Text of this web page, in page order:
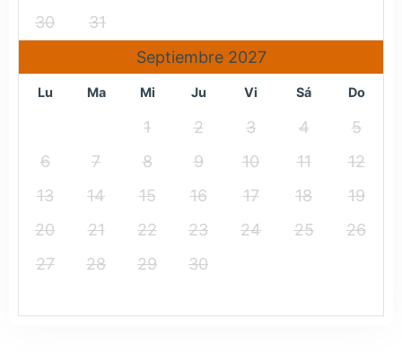
30
31
Septiembre 2027
Lu Ma Mi Ju Vi Sá Do
1 2 3 4
5
6
7 8 9 10 11
12
13
14 15 16 17 18
19
20
21 22 23 24 25
26
27
28 29 30